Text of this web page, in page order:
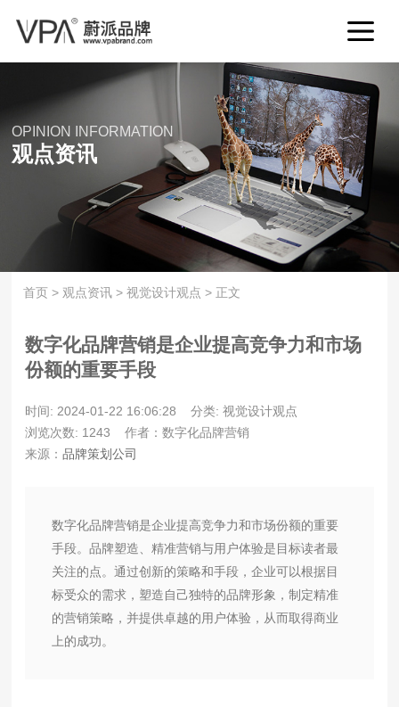
OPINION INFORMATION
观点资讯
首页 > 观点资讯 >视觉设计观点 > 正文
数字化品牌营销是企业提高竞争力和市场
份额的重要手段
时间: 2024-01-22 16:06:28
分类: 视觉设计观点
浏览次数: 1243
作者：数字化品牌营销
来源：品牌策划公司
数字化品牌营销是企业提高竞争力和市场份额的重要
手段。品牌塑造、精准营销与用户体验是目标读者最
关注的点。通过创新的策略和手段，企业可以根据目
标受众的需求，塑造自己独特的品牌形象，制定精准
的营销策略，并提供卓越的用户体验，从而取得商业
上的成功。